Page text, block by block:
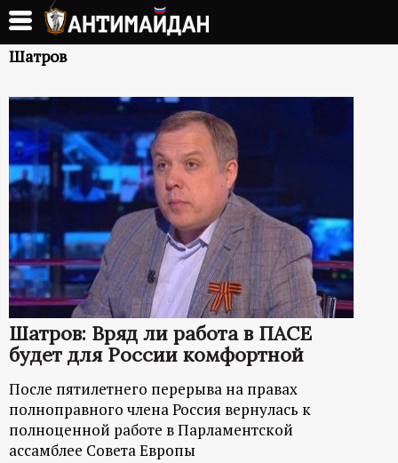
Перейти
основному
А
Н
Т
И
М
А
Й
Д
А
Н
Шатров
Шатров: Вряд ли работа в ПАСЕ
будет для России комфортной
После пятилетнего перерыва на правах
полноправного члена Россия вернулась к
полноценной работе в Парламентской
ассамблее Совета Европы